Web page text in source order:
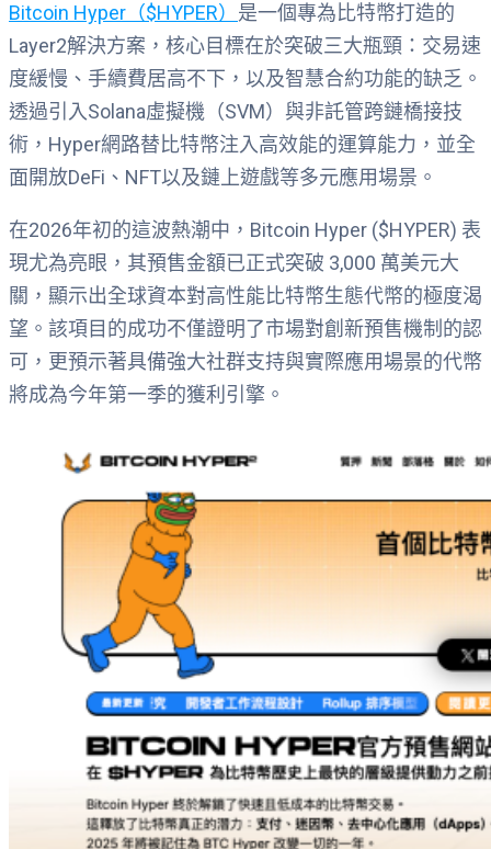
Bitcoin Hyper（$HYPER） 是一個專為比特幣打造的
Layer2解決方案，核心目標在於突破三大瓶頸：交易速
度緩慢、手續費居高不下，以及智慧合約功能的缺乏。
透過引入Solana虛擬機（SVM）與非託管跨鏈橋接技
術，Hyper網路替比特幣注入高效能的運算能力，並全
面開放DeFi、NFT以及鏈上遊戲等多元應用場景。
在2026年初的這波熱潮中，Bitcoin Hyper ($HYPER) 表
現尤為亮眼，其預售金額已正式突破 3,000 萬美元大
關，顯示出全球資本對高性能比特幣生態代幣的極度渴
望。該項目的成功不僅證明了市場對創新預售機制的認
可，更預示著具備強大社群支持與實際應用場景的代幣
將成為今年第一季的獲利引擎。